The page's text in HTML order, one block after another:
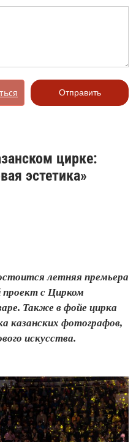
Отправить
цирке:
эстетика»
летняя премьера
проект с Цирком
Также в фойе цирка
казанских фотографов,
искусства.